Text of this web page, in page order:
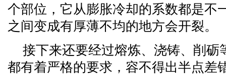
个部位，它从膨胀冷却的系数都是不
之间变成有厚薄不均的地方会开裂。
接下来还要经过熔炼、浇铸、削砺
都有着严格的要求，容不得出半点差